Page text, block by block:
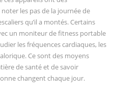
les pas de la journée de
qu’il a montés. Certains
un moniteur de fitness portable
les fréquences cardiaques, les
Ce sont des moyens
de santé et de savoir
changent chaque jour.